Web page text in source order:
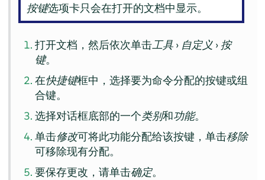
按键选项卡只会在打开的文档中显示。
打开文档，然后依次单击工具 › 自定义 › 按
键。
在快捷键框中，选择要为命令分配的按键或组
合键。
选择对话框底部的一个类别和功能。
单击修改可将此功能分配给该按键，单击移除
可移除现有分配。
要保存更改，请单击确定。